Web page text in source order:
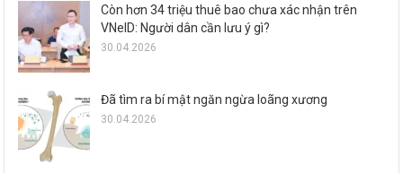
Còn hơn 34 triệu thuê bao chưa xác nhận trên
VNeID: Người dân cần lưu ý gì?
30.04.2026
Đã tìm ra bí mật ngăn ngừa loãng xương
30.04.2026